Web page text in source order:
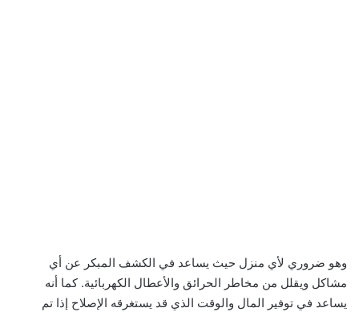
وهو ضروري لأي منزل حيث يساعد في الكشف المبكر عن أي
مشاكل ويقلل من مخاطر الحرائق والأعطال الكهربائية. كما أنه
يساعد في توفير المال والوقت الذي قد يستغرقه الإصلاح إذا تم